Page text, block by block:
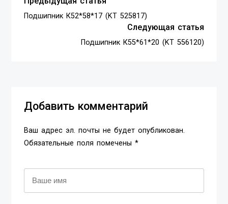
Подшипник К52*58*17 (KT 525817)
Следующая статья
Подшипник К55*61*20 (KT 556120)
Добавить комментарий
Ваш адрес эл. почты не будет опубликован.
Обязательные поля помечены *